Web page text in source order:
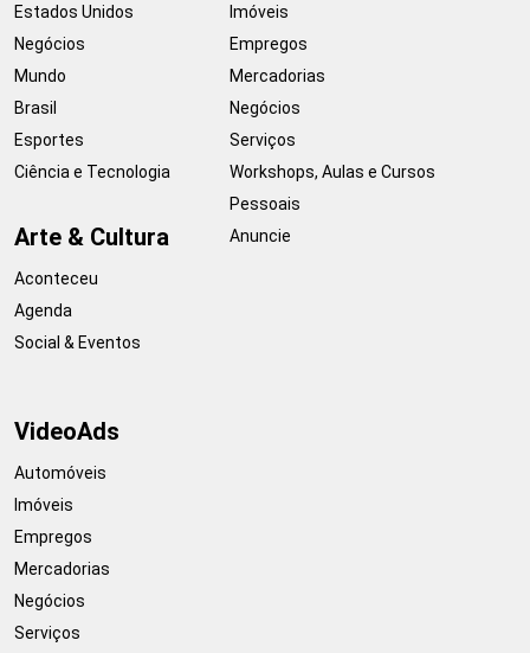
Estados Unidos
Negócios
Mundo
Brasil
Esportes
Ciência e Tecnologia
Arte & Cultura
Aconteceu
Agenda
Social & Eventos
Imóveis
Empregos
Mercadorias
Negócios
Serviços
Workshops, Aulas e Cursos
Pessoais
Anuncie
VideoAds
Automóveis
Imóveis
Empregos
Mercadorias
Negócios
Serviços